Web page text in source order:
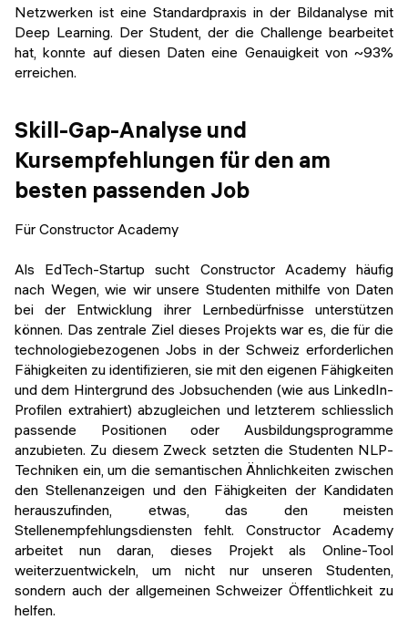
Netzwerken ist eine Standardpraxis in der Bildanalyse mit
Deep Learning. Der Student, der die Challenge bearbeitet
hat, konnte auf diesen Daten eine Genauigkeit von ~93%
erreichen.
Skill-Gap-Analyse und
Kursempfehlungen für den am
besten passenden Job
Für Constructor Academy
Als EdTech-Startup sucht Constructor Academy häufig
nach Wegen, wie wir unsere Studenten mithilfe von Daten
bei der Entwicklung ihrer Lernbedürfnisse unterstützen
können. Das zentrale Ziel dieses Projekts war es, die für die
technologiebezogenen Jobs in der Schweiz erforderlichen
Fähigkeiten zu identifizieren, sie mit den eigenen Fähigkeiten
und dem Hintergrund des Jobsuchenden (wie aus LinkedIn-
Profilen extrahiert) abzugleichen und letzterem schliesslich
passende Positionen oder Ausbildungsprogramme
anzubieten. Zu diesem Zweck setzten die Studenten NLP-
Techniken ein, um die semantischen Ähnlichkeiten zwischen
den Stellenanzeigen und den Fähigkeiten der Kandidaten
herauszufinden, etwas, das den meisten
Stellenempfehlungsdiensten fehlt. Constructor Academy
arbeitet nun daran, dieses Projekt als Online-Tool
weiterzuentwickeln, um nicht nur unseren Studenten,
sondern auch der allgemeinen Schweizer Öffentlichkeit zu
helfen.